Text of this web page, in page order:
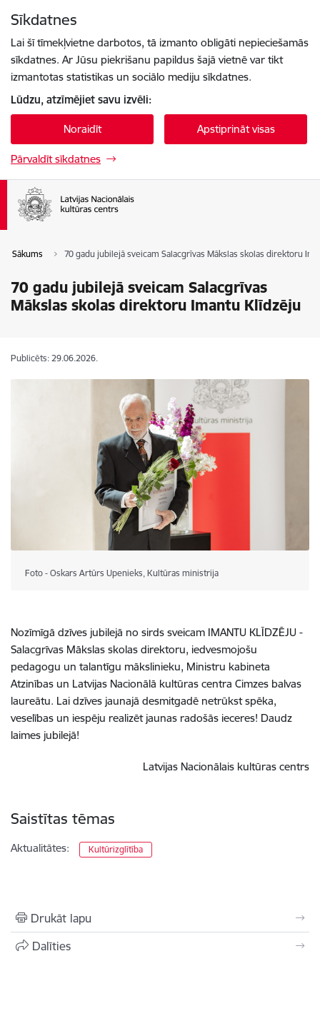
Sīkdatnes
Lai šī tīmekļvietne darbotos, tā izmanto obligāti nepieciešamās
sīkdatnes. Ar Jūsu piekrišanu papildus šajā vietnē var tikt
izmantotas statistikas un sociālo mediju sīkdatnes.
Lūdzu, atzīmējiet savu izvēli:
Noraidīt Apstiprināt visas
Pārvaldīt sīkdatnes
Sākums 70 gadu jubilejā sveicam Salacgrīvas Mākslas skolas direktoru
70 gadu jubilejā sveicam Salacgrīvas
Mākslas skolas direktoru Imantu Klīdzēju
Publicēts: 29.06.2026.
Foto - Oskars Artūrs Upenieks, Kultūras ministrija
Nozīmīgā dzīves jubilejā no sirds sveicam IMANTU KLĪDZĒJU -
Salacgrīvas Mākslas skolas direktoru, iedvesmojošu
pedagogu un talantīgu mākslinieku, Ministru kabineta
Atzinības un Latvijas Nacionālā kultūras centra Cimzes balvas
laureātu. Lai dzīves jaunajā desmitgadē netrūkst spēka,
veselības un iespēju realizēt jaunas radošās ieceres! Daudz
laimes jubilejā!
Latvijas Nacionālais kultūras centrs
Saistītas tēmas
Aktualitātes: Kultūrizglītība
Drukāt lapu
Dalīties